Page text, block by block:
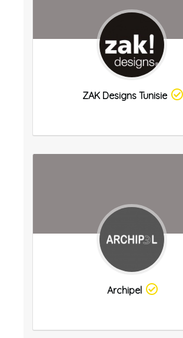
ZAK Designs Tunisie
Archipel